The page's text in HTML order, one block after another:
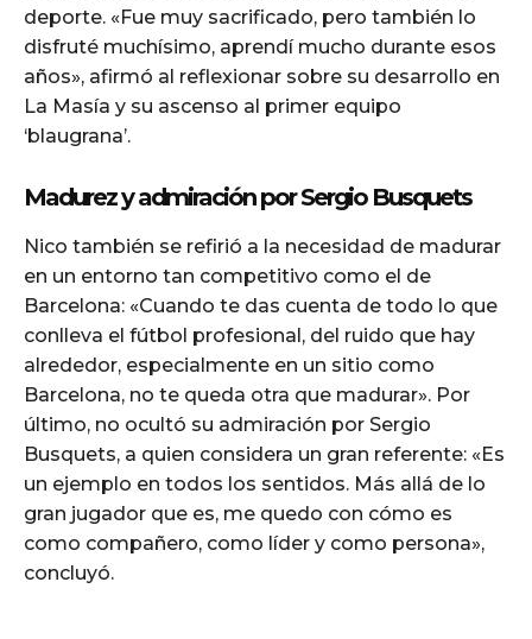
deporte. «Fue muy sacrificado, pero también lo
disfruté muchísimo, aprendí mucho durante esos
años», afirmó al reflexionar sobre su desarrollo en
La Masía y su ascenso al primer equipo
‘blaugrana’.
Madurez y admiración por Sergio Busquets
Nico también se refirió a la necesidad de madurar
en un entorno tan competitivo como el de
Barcelona: «Cuando te das cuenta de todo lo que
conlleva el fútbol profesional, del ruido que hay
alrededor, especialmente en un sitio como
Barcelona, no te queda otra que madurar». Por
último, no ocultó su admiración por Sergio
Busquets, a quien considera un gran referente: «Es
un ejemplo en todos los sentidos. Más allá de lo
gran jugador que es, me quedo con cómo es
como compañero, como líder y como persona»,
concluyó.